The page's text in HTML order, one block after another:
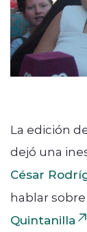
La edición
dejó una
César
hablar
Quintanilla